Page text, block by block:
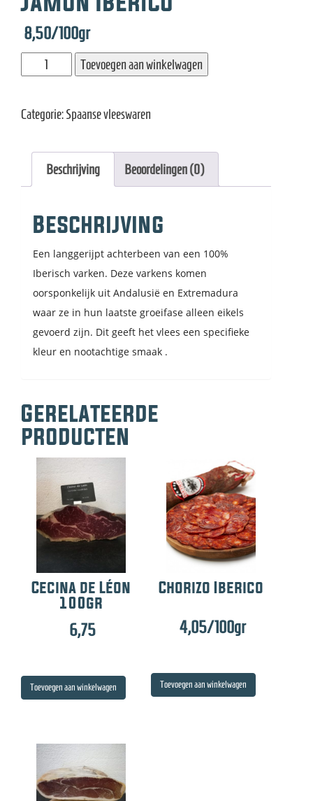
8,50/100gr
Jamon
Iberico
Toevoegen aan winkelwagen
Categorie:Spaanse vleeswaren
Beschrijving Beoordelingen (0)
Beschrijving
Een langgerijpt achterbeen van een 100%
Iberisch varken. Deze varkens komen
oorsponkelijk uit Andalusië en Extremadura
waar ze in hun laatste groeifase alleen eikels
gevoerd zijn. Dit geeft het vlees een specifieke
kleur en nootachtige smaak .
Gerelateerde
producten
Cecina de Léon
100gr
6,75
Toevoegen aan winkelwagen
Chorizo Iberico
4,05/100gr
Toevoegen aan winkelwagen